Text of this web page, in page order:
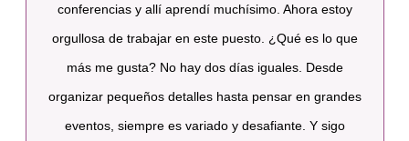
conferencias y allí aprendí muchísimo. Ahora estoy
orgullosa de trabajar en este puesto. ¿Qué es lo que
más me gusta? No hay dos días iguales. Desde
organizar pequeños detalles hasta pensar en grandes
eventos, siempre es variado y desafiante. Y sigo